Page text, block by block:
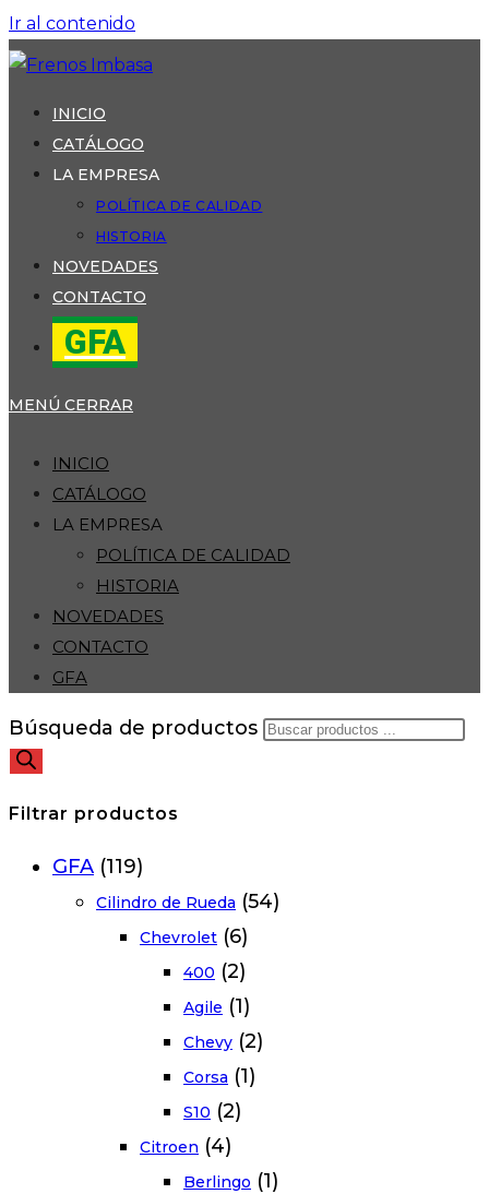
Ir al contenido
INICIO
CATÁLOGO
LA EMPRESA
POLÍTICA DE CALIDAD
HISTORIA
NOVEDADES
CONTACTO
GFA
MENÚ CERRAR
INICIO
CATÁLOGO
LA EMPRESA
POLÍTICA DE CALIDAD
HISTORIA
NOVEDADES
CONTACTO
GFA
Búsqueda de productos
Filtrar productos
GFA (119)
Cilindro de Rueda (54)
Chevrolet (6)
400 (2)
Agile (1)
Chevy (2)
Corsa (1)
S10 (2)
Citroen (4)
Berlingo (1)